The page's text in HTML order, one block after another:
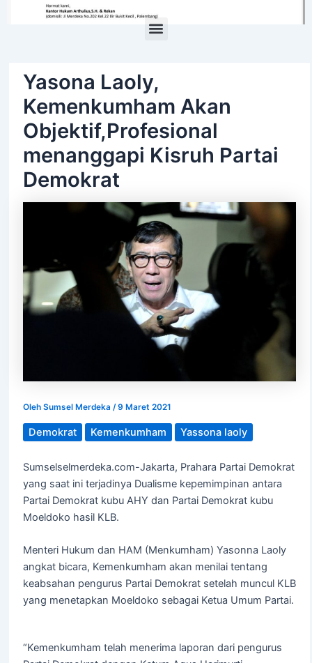
Yasona Laoly,
Kemenkumham Akan
Objektif,Profesional
menanggapi Kisruh Partai
Demokrat
Oleh Sumsel Merdeka /9 Maret 2021
Demokrat Kemenkumham Yassona laoly
Sumselselmerdeka.com-Jakarta, Prahara Partai Demokrat
yang saat ini terjadinya Dualisme kepemimpinan antara
Partai Demokrat kubu AHY dan Partai Demokrat kubu
Moeldoko hasil KLB.
Menteri Hukum dan HAM (Menkumham) Yasonna Laoly
angkat bicara, Kemenkumham akan menilai tentang
keabsahan pengurus Partai Demokrat setelah muncul KLB
yang menetapkan Moeldoko sebagai Ketua Umum Partai.
“Kemenkumham telah menerima laporan dari pengurus